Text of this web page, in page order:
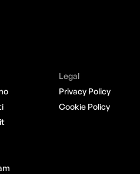
Legal
Privacy Policy
Cookie Policy